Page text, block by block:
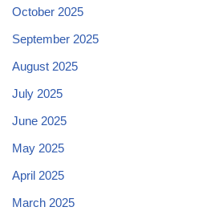
October 2025
September 2025
August 2025
July 2025
June 2025
May 2025
April 2025
March 2025